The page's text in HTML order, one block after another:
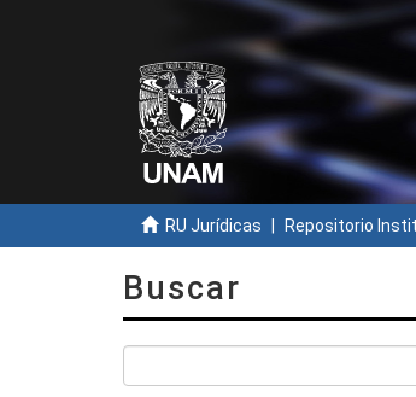
RU Jurídicas Repositorio
Buscar